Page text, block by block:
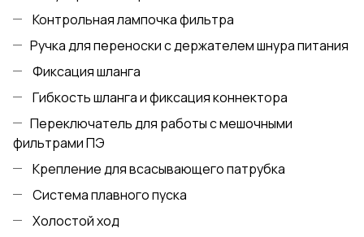
Контрольная лампочка фильтра
Ручка для переноски с держателем шнура питания
Фиксация шланга
Гибкость шланга и фиксация коннектора
Переключатель для работы с мешочными
фильтрами ПЭ
Крепление для всасывающего патрубка
Система плавного пуска
Холостой ход